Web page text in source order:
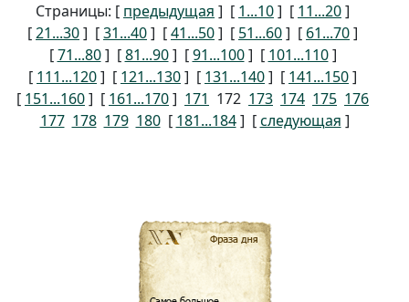
Страницы: [ предыдущая ] [ 1...10] [ 11...20]
[21...30] [31...40] [41...50] [ 51...60] [ 61...70]
[71...80] [81...90] [91...100] [ 101...110]
[ 111...120] [ 121...130] [ 131...140] [ 141...150]
[ 151...160] [ 161...170] 171 172 173 174 175 176
177 178 179 180[ 181...184] [следующая ]